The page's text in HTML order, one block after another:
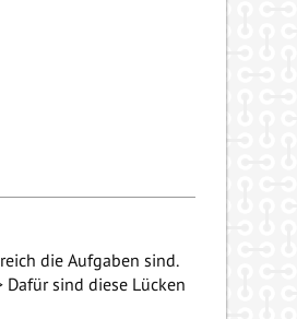
die Aufgaben sind.
sind diese Lücken